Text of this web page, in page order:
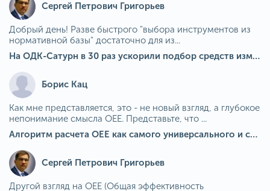
Сергей Петрович Григорьев
Добрый день! Разве быстрого "выбора инструментов из
нормативной базы" достаточно для из...
На ОДК-Сатурн в 30 раз ускорили подбор средств измерения для контроля качества продукции
Борис Кац
Как мне представляется, это - не новый взгляд, а глубокое
непонимание смысла OEE. Представьте, что ...
Алгоритм расчета ОЕЕ как самого универсального и современного показателя эффективности оборудования в мире
Сергей Петрович Григорьев
Другой взгляд на OEE (Общая эффективность